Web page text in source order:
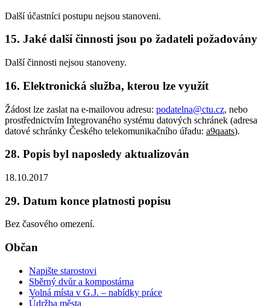
Další účastníci postupu nejsou stanoveni.
15. Jaké další činnosti jsou po žadateli požadovány
Další činnosti nejsou stanoveny.
16. Elektronická služba, kterou lze využít
Žádost lze zaslat na e-mailovou adresu: podatelna@ctu.cz, nebo
prostřednictvím Integrovaného systému datových schránek (adresa
datové schránky Českého telekomunikačního úřadu: a9qaats).
28. Popis byl naposledy aktualizován
18.10.2017
29. Datum konce platnosti popisu
Bez časového omezení.
Občan
Napište starostovi
Sběrný dvůr a kompostárna
Volná místa v G.J. – nabídky práce
Údržba města